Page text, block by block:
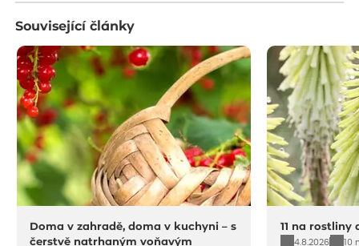
Související články
Doma v zahradě, doma v kuchyni – s
čerstvě natrhaným voňavým
11 na rostliny
4.8.2026
10